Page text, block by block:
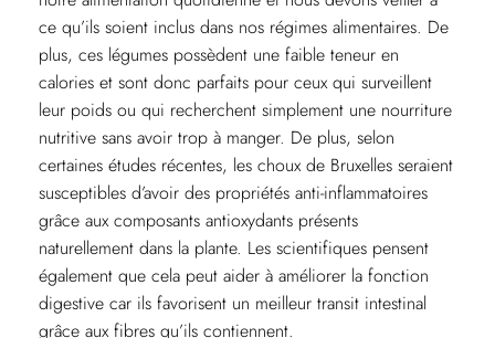
ce qu’ils soient inclus dans nos régimes alimentaires. De
plus, ces légumes possèdent une faible teneur en
calories et sont donc parfaits pour ceux qui surveillent
leur poids ou qui recherchent simplement une nourriture
nutritive sans avoir trop à manger. De plus, selon
certaines études récentes, les choux de Bruxelles seraient
susceptibles d’avoir des propriétés anti-inflammatoires
grâce aux composants antioxydants présents
naturellement dans la plante. Les scientifiques pensent
également que cela peut aider à améliorer la fonction
digestive car ils favorisent un meilleur transit intestinal
grâce aux fibres qu’ils contiennent.